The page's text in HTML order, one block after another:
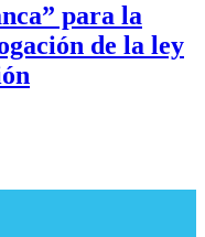
para la
de la ley